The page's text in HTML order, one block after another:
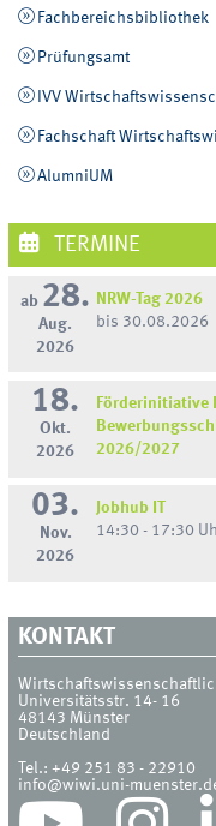
Fachbereichsbibliothek
Prüfungsamt
IVV
Fachschaft
AlumniUM
TERMINE
ab 28.
Aug.
2026
NRW-Tag 2026
bis 30.08.2026
18.
Okt.
2026
Förderinitiative
2026/2027
03.
Nov.
2026
Jobhub IT
14:30 - 17:30
KONTAKT
Universitätsstr. 14- 16
48143 Münster
Deutschland
Tel.:+49 251 83 - 22910
info@wiwi.uni-